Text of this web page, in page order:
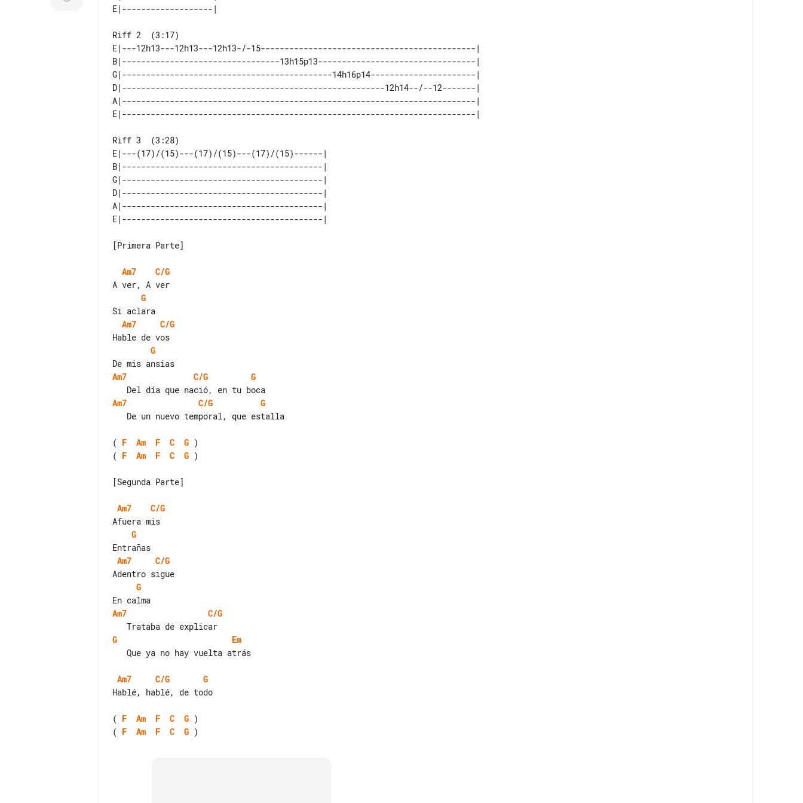
E|---12h13---12h13---12h13-/-15---------------------------------------------|
B|---------------------------------13h15p13---------------------------------|
G|--------------------------------------------14h16p14----------------------|
D|-------------------------------------------------------12h14--/--12-------|
A|--------------------------------------------------------------------------|
E|---(17)/(15)---(17)/(15)---(17)/(15)------|
B|------------------------------------------|
G|------------------------------------------|
D|------------------------------------------|
A|------------------------------------------|
[Primera Parte]
Am7
C/G
G
Am7
C/G
G
Am7
C/G
G
Am7
C/G
G
( F Am F C G
( F Am F C G )
[Segunda Parte]
Am7
C/G
G
Am7
C/G
G
Am7
C/G
G
Em
Am7 C/G
G
Hablé, hablé, de todo
( F Am F C G
( F Am F C G